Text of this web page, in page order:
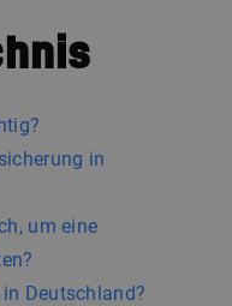
in
um eine
Deutschland?